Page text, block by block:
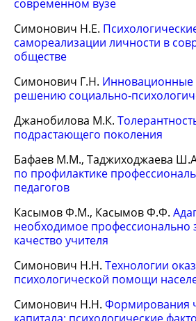
современном вузе
Симонович Н.Е.
самореализации личности в
обществе
Симонович Г.Н. Инновационные
решению социально-
Джанобилова М.К.
подрастающего поколения
Бафаев М.М., Таджиходжаева
по профилактике
педагогов
Касымов Ф.М., Касымов Ф.Ф.
необходимое профессионально
качество учителя
Симонович Н.Н. Технологии
психологической помощи
Симонович Н.Н. Формирования